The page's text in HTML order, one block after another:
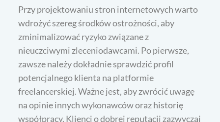
Przy projektowaniu stron internetowych warto
wdrożyć szereg środków ostrożności, aby
zminimalizować ryzyko związane z
nieuczciwymi zleceniodawcami. Po pierwsze,
zawsze należy dokładnie sprawdzić profil
potencjalnego klienta na platformie
freelancerskiej. Ważne jest, aby zwrócić uwagę
na opinie innych wykonawców oraz historię
współpracy. Klienci o dobrej reputacji zazwyczaj